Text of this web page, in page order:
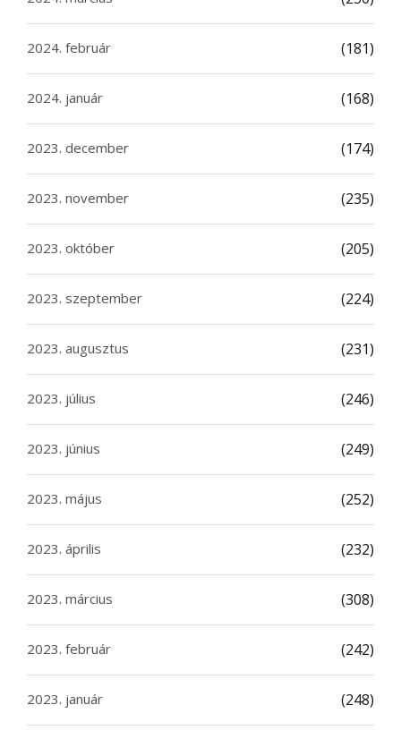
2024. február (181)
2024. január (168)
2023. december (174)
2023. november (235)
2023. október (205)
2023. szeptember (224)
2023. augusztus (231)
2023. július (246)
2023. június (249)
2023. május (252)
2023. április (232)
2023. március (308)
2023. február (242)
2023. január (248)